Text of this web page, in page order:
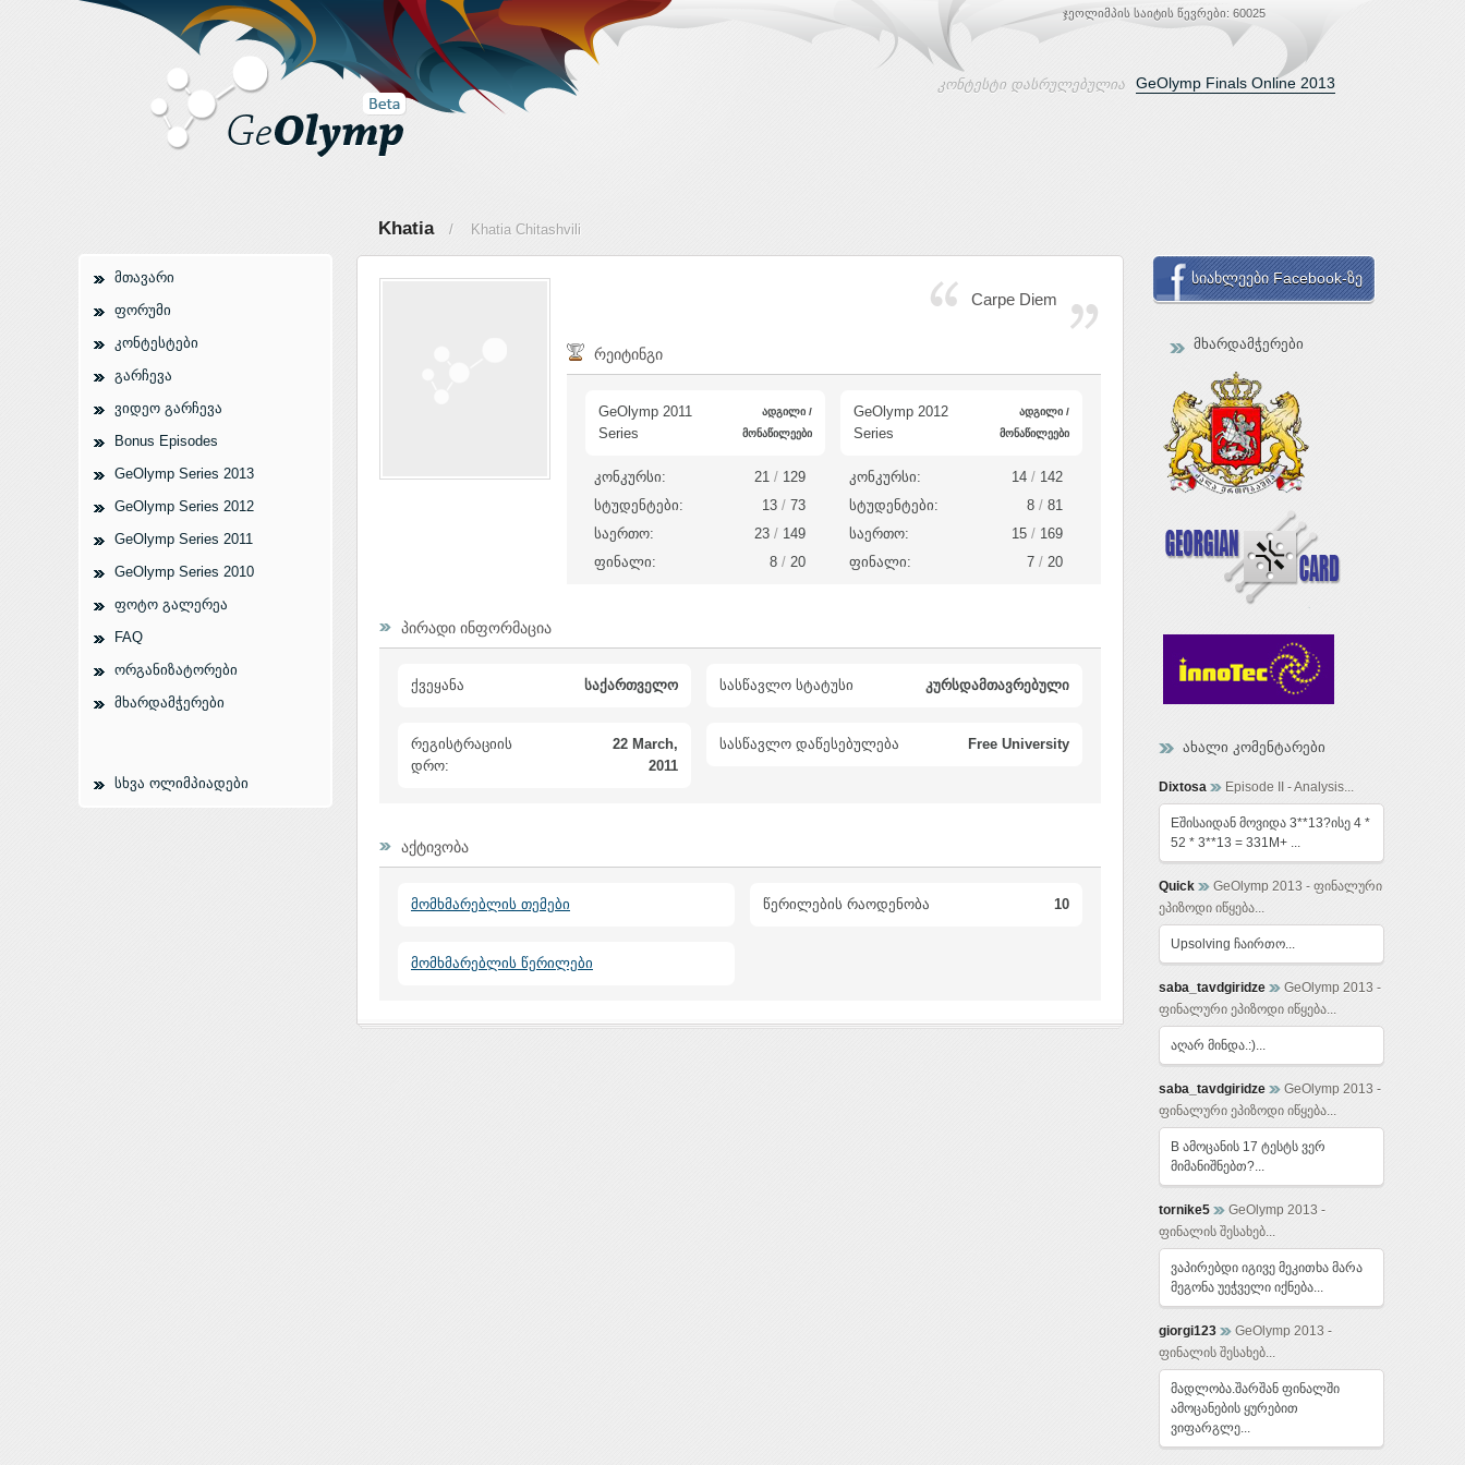
ჯეოლიმპის საიტის წევრები: 60025
კონტესტი დასრულებულია GeOlymp Finals Online 2013
მთავარი
ფორუმი
კონტესტები
გარჩევა
ვიდეო გარჩევა
Bonus Episodes
GeOlymp Series 2013
GeOlymp Series 2012
GeOlymp Series 2011
GeOlymp Series 2010
ფოტო გალერეა
FAQ
ორგანიზატორები
მხარდამჭერები
სხვა ოლიმპიადები
Khatia / Khatia Chitashvili
Carpe Diem
რეიტინგი
GeOlymp 2011
Series
ადგილი /
მონაწილეები
GeOlymp 2012
Series
ადგილი /
მონაწილეები
კონკურსი: 21 / 129
სტუდენტები:
13 / 73
საერთო:
23 / 149
ფინალი:
8 / 20
კონკურსი: 14 / 142
სტუდენტები:
8 / 81
საერთო:
15 / 169
ფინალი:
7 / 20
პირადი ინფორმაცია
ქვეყანა საქართველო სასწავლო სტატუსი კურსდამთავრებული
რეგისტრაციის
დრო:
22 March,
2011
სასწავლო დაწესებულება Free University
აქტივობა
მომხმარებლის თემები წერილების რაოდენობა 10
მომხმარებლის წერილები
სიახლეები Facebook-ზე
მხარდამჭერები
ახალი კომენტარები
Dixtosa Episode II - Analysis...
Eშისაიდან მოვიდა 3**13?ისე 4 *
52 * 3**13 = 331M+ ...
Quick
GeOlymp 2013 - ფინალური
ეპიზოდი იწყება...
Upsolving ჩაირთო...
saba_tavdgiridze
GeOlymp 2013 -
ფინალური ეპიზოდი იწყება...
აღარ მინდა.:)...
saba_tavdgiridze
GeOlymp 2013 -
ფინალური ეპიზოდი იწყება...
B ამოცანის 17 ტესტს ვერ
მიმანიშნებთ?...
tornike5
GeOlymp 2013 -
ფინალის შესახებ...
ვაპირებდი იგივე მეკითხა მარა
მეგონა უეჭველი იქნება...
giorgi123
GeOlymp 2013 -
ფინალის შესახებ...
მადლობა.შარშან ფინალში
ამოცანების ყურებით
ვიფარგლე...